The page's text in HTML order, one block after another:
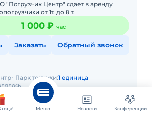
"Погрузчик Центр" сдает в аренду
от 1т. до 8 т.
1 000 ₽ час
Заказать Обратный звонок
Парк техники:1 единица
года! Меню Новости Конференции